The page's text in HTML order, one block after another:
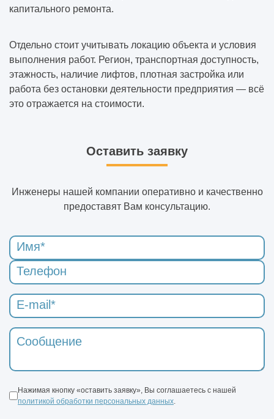
капитального ремонта.
Отдельно стоит учитывать локацию объекта и условия
выполнения работ. Регион, транспортная доступность,
этажность, наличие лифтов, плотная застройка или
работа без остановки деятельности предприятия — всё
это отражается на стоимости.
Оставить заявку
Инженеры нашей компании оперативно и качественно
предоставят Вам консультацию.
Нажимая кнопку «оставить заявку», Вы соглашаетесь с нашей
политикой обработки персональных данных.